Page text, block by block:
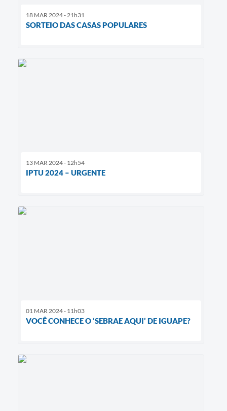
18 MAR 2024 - 21h31
SORTEIO DAS CASAS POPULARES
13 MAR 2024 - 12h54
IPTU 2024 – URGENTE
01 MAR 2024 - 11h03
VOCÊ CONHECE O ‘SEBRAE AQUI’ DE IGUAPE?